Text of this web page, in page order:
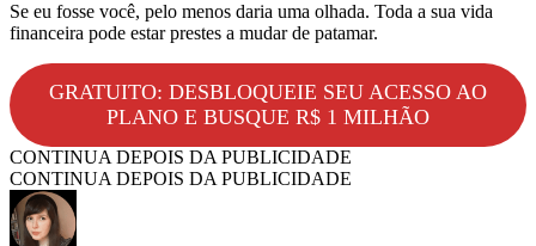
Se eu fosse você, pelo menos daria uma olhada. Toda a sua vida
financeira pode estar prestes a mudar de patamar.
GRATUITO: DESBLOQUEIE SEU ACESSO AO
PLANO E BUSQUE R$ 1 MILHÃO
CONTINUA DEPOIS DA PUBLICIDADE
CONTINUA DEPOIS DA PUBLICIDADE